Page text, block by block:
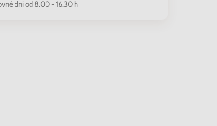
dni od 8.00 - 16.30 h